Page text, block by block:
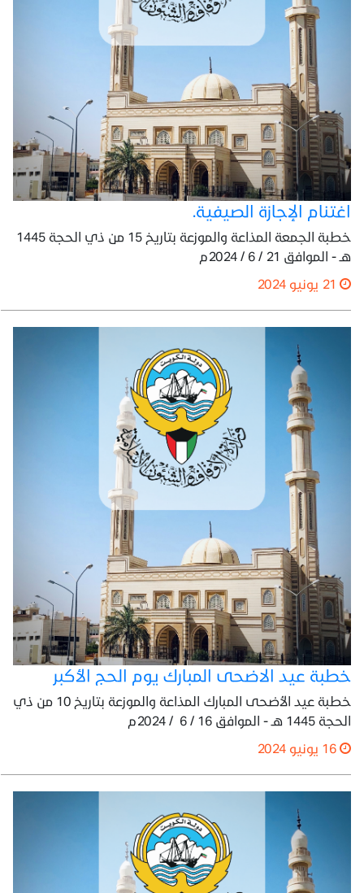
اغتنام الإجازة الصيفية.
خطبة الجمعة المذاعة والموزعة بتاريخ 15 من ذي الحجة 1445
هـ - الموافق 21 / 6 / 2024م
خطبة عيد الاضحى المبارك يوم الحج الأكبر
خطبة عيد الأضحى المبارك المذاعة والموزعة بتاريخ 10 من ذي
الحجة 1445 هـ - الموافق 16 / 6 / 2024م